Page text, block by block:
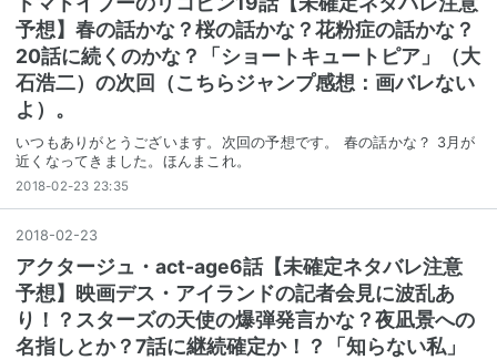
予想】春の話かな？桜の話かな？花粉症の話かな？
20話に続くのかな？「ショートキュートピア」（大
石浩二）の次回（こちらジャンプ感想：画バレない
よ）。
いつもありがとうございます。次回の予想です。 春の話かな？ 3月が
近くなってきました。ほんまこれ。
2018-02-23 23:35
2018-02-23
アクタージュ・act-age6話【未確定ネタバレ注意
予想】映画デス・アイランドの記者会見に波乱あ
り！？スターズの天使の爆弾発言かな？夜凪景への
名指しとか？7話に継続確定か！？「知らない私」